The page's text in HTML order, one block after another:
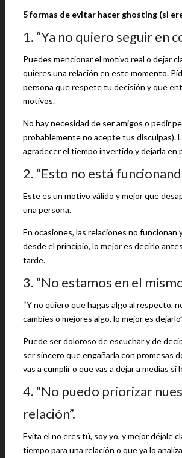
5 formas de evitar hacer ghosting (si
1. “Ya no quiero seguir en
Puedes mencionar el motivo real o dejar
quieres una relación en este momento.
persona que respete tu decisión y que
motivos.
No hay necesidad de ser amigos o pedir
probablemente no acepte tus disculpas).
agradecer el tiempo invertido y dejarla en
2. “Esto no está
Este es un motivo válido y mejor que
una persona.
En ocasiones, las relaciones no funcionan
desde el principio, lo mejor es decirlo
tarde.
3. “No estamos en el
“Y no quiero que hagas algo al respecto,
cambies o mejores algo, lo mejor es
Puede ser doloroso de escuchar y de
ser sincero que engañarla con promesas
vas a cumplir o que vas a dejar a medias si
4. “No puedo priorizar
relación”.
Evita el no eres tú, soy yo, y mejor déjale
tiempo para una relación o que ya lo